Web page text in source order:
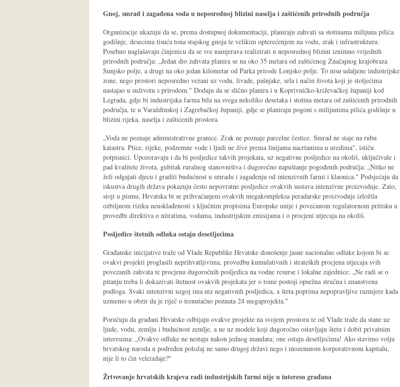
Gnoj, smrad i zagađena voda u neposrednoj blizini naselja i zaštićenih prirodnih područja
Organizacije ukazuju da se, prema dostupnoj dokumentaciji, planiraju zahvati sa stotinama milijuna pilića
godišnje, desecima tisuća tona stajskog gnoja te velikim opterećenjem na vodu, zrak i infrastrukturu.
Posebno naglašavaju činjenicu da se sve namjerava realizirati u neposrednoj blizini iznimno vrijednih
prirodnih područja: „Jedan dio zahvata planira se na oko 35 metara od zaštićenog Značajnog krajobraza
Sunjsko polje, a drugi na oko jedan kilometar od Parka prirode Lonjsko polje. To nisu udaljene industrijske
zone, nego prostori neposredno vezani uz vodu, livade, pašnjake, sela i način života koji je stoljećima
nastajao u suživotu s prirodom." Dodaju da se slično planira i u Koprivničko-križevačkoj županiji kod
Legrada, gdje bi industrijska farma bila na svega nekoliko desetaka i stotina metara od zaštićenih prirodnih
područja, te u Varaždinskoj i Zagrebačkoj županiji, gdje se planiraju pogoni s milijunima pilića godišnje u
blizini rijeka, naselja i zaštićenih prostora.
„Voda ne poznaje administrativne granice. Zrak ne poznaje parcelne čestice. Smrad ne staje na rubu
katastra. Ptice, rijeke, podzemne vode i ljudi ne žive prema linijama nacrtanima u uredima", ističu
potpisnici. Upozoravaju i da bi posljedice takvih projekata, uz negativne posljedice na okoliš, uključivale i
pad kvalitete života, gubitak ruralnog stanovništva i dugoročno napuštanje pogođenih područja: „Nitko ne
želi odgajati djecu i graditi budućnost u smradu i zagađenju od intenzivnih farmi i klaonica." Podsjećaju da
iskustva drugih država pokazuju često nepovratne posljedice ovakvih sustava intenzivne proizvodnje. Zato,
stoji u pismu, Hrvatska bi se prihvaćanjem ovakvih megakompleksa peradarske proizvodnje izložila
ozbiljnom riziku neusklađenosti s ključnim propisima Europske unije i povećanom regulatornom pritisku u
provedbi direktiva o nitratima, vodama, industrijskim emisijama i o procjeni utjecaja na okoliš.
Posljedice štetnih odluka ostaju desetljećima
Građanske inicijative traže od Vlade Republike Hrvatske donošenje jasne nacionalne odluke kojom bi se
ovakvi projekti proglasili neprihvatljivima, provedbu kumulativnih i strateških procjena utjecaja svih
povezanih zahvata te procjenu dugoročnih posljedica na vodne resurse i lokalne zajednice: „Ne radi se o
pitanju treba li dokazivati štetnost ovakvih projekata jer o tome postoji opsežna stručna i znanstvena
podloga. Svaki intenzivni uzgoj ima niz negativnih posljedica, a šteta poprima nepopravljive razmjere kada
uzmemo u obzir da je riječ o trenutačno poznata 24 megaprojekta."
Poručuju da građani Hrvatske odbijaju ovakve projekte na svojem prostoru te od Vlade traže da stane uz
ljude, vodu, zemlju i budućnost zemlje, a ne uz modele koji dugoročno ostavljaju štetu i dobit privatnim
interesima: „Ovakve odluke ne nestaju nakon jednog mandata; one ostaju desetljećima! Ako stavimo volju
hrvatskog naroda u podređen položaj ne samo drugoj državi nego i inozemnom korporativnom kapitalu,
nije li to čin veleizdaje?"
Žrtvovanje hrvatskih krajeva radi industrijskih farmi nije u interesu građana